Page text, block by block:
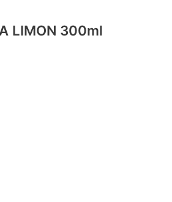
LIMON 300ml